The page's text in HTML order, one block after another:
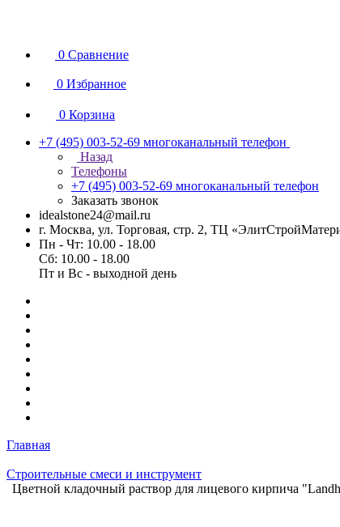
0 Сравнение
0 Избранное
0 Корзина
+7 (495) 003-52-69 многоканальный телефон
Назад
Телефоны
+7 (495) 003-52-69 многоканальный телефон
Заказать звонок
idealstone24@mail.ru
г. Москва, ул. Торговая, стр. 2, ТЦ
Пн - Чт: 10.00 - 18.00
Сб: 10.00 - 18.00
Пт и Вс - выходной день
Главная
Строительные смеси и инструмент
Цветной кладочный раствор для лицевого кирпича